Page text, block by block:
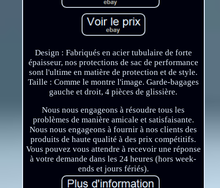
Design : Fabriqués en acier tubulaire de forte
épaisseur, nos protections de sac de performance
sont l'ultime en matière de protection et de style.
Taille : Comme le montre l'image. Garde-bagages
gauche et droit, 4 pièces de glissière.
Nous nous engageons à résoudre tous les
problèmes de manière amicale et satisfaisante.
Nous nous engageons à fournir à nos clients des
produits de haute qualité à des prix compétitifs.
Vous pouvez vous attendre à recevoir une réponse
à votre demande dans les 24 heures (hors week-
ends et jours fériés).